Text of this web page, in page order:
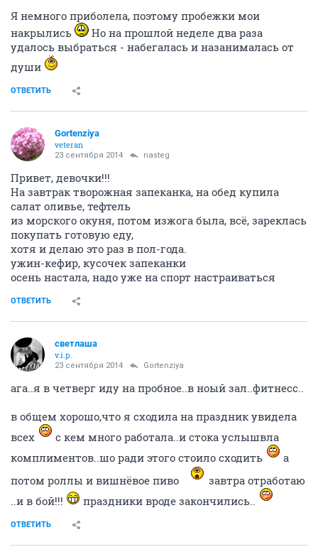
Я немного приболела, поэтому пробежки мои
накрылись
Но на прошлой неделе два раза
удалось выбраться - набегалась и назанималась от
души
ОТВЕТИТЬ
Gortenziya
veteran
23 сентября 2014 nasteg
Привет, девочки!!!
На завтрак творожная запеканка, на обед купила
салат оливье, тефтель
из морского окуня, потом изжога была, всё, зареклась
покупать готовую еду,
хотя и делаю это раз в пол-года.
ужин-кефир, кусочек запеканки
осень настала, надо уже на спорт настраиваться
ОТВЕТИТЬ
светлаша
v.i.p.
23 сентября 2014 Gortenziya
ага..я в четверг иду на пробное..в ноый зал..фитнесс..
в общем хорошо,что я сходила на праздник увидела
всех
с кем много работала..и стока услышвла
комплиментов..шо ради этого стоило сходить
а
потом роллы и вишнёвое пиво
завтра отработаю
..и в бой!!!
праздники вроде закончились..
ОТВЕТИТЬ